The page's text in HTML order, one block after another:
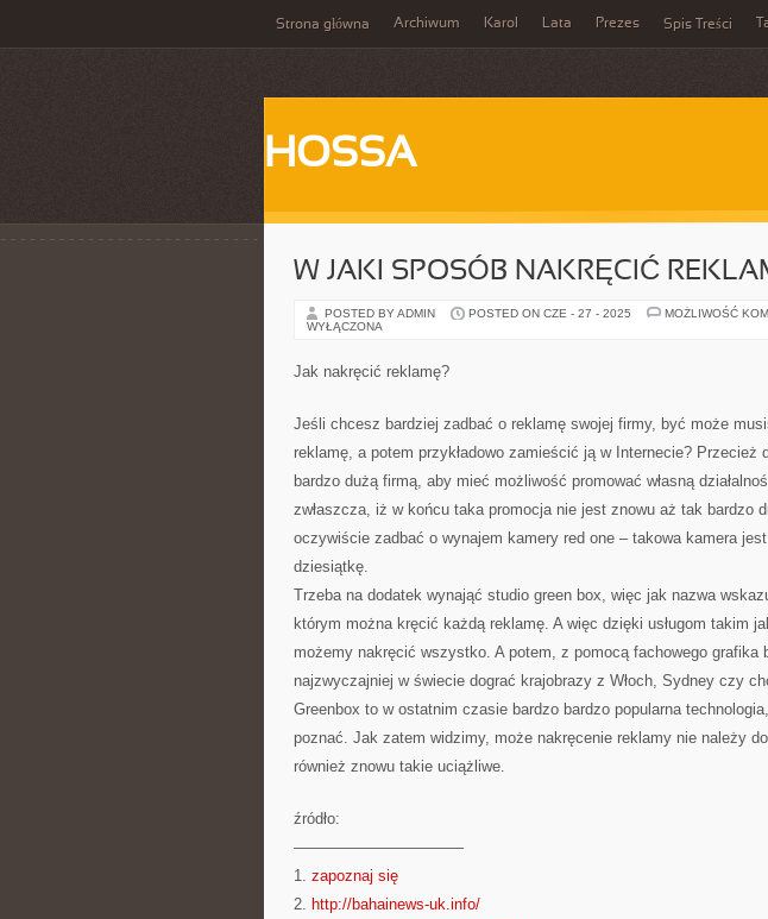
Strona główna Archiwum Karol Lata Prezes Spis Treści
HOSSA
W JAKI SPOSÓB NAKRĘCIĆ
POSTED BY ADMIN POSTED ON CZE - 27 - 2025 MOŻLIWOŚĆ
WYŁĄCZONA
Jak nakręcić reklamę?
Jeśli chcesz bardziej zadbać o reklamę swojej firmy, być może
reklamę, a potem przykładowo zamieścić ją w Internecie? Przecież
bardzo dużą firmą, aby mieć możliwość promować własną
zwłaszcza, iż w końcu taka promocja nie jest znowu aż tak bardzo
oczywiście zadbać o wynajem kamery red one – takowa kamera
dziesiątkę.
Trzeba na dodatek wynająć studio green box, więc jak nazwa
którym można kręcić każdą reklamę. A więc dzięki usługom takim
możemy nakręcić wszystko. A potem, z pomocą fachowego grafika
najzwyczajniej w świecie dograć krajobrazy z Włoch, Sydney czy
Greenbox to w ostatnim czasie bardzo bardzo popularna
poznać. Jak zatem widzimy, może nakręcenie reklamy nie należy
również znowu takie uciążliwe.
źródło:
———————————
1. zapoznaj się
2. http://bahainews-uk.info/